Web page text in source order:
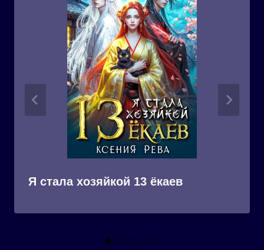
Я стала хозяйкой 13 ёкаев